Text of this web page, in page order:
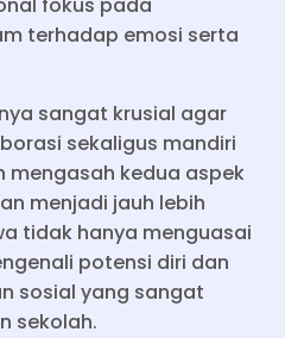
fokus pada
terhadap emosi serta
sangat krusial agar
sekaligus mandiri
mengasah kedua aspek
menjadi jauh lebih
tidak hanya menguasai
potensi diri dan
sosial yang sangat
sekolah.